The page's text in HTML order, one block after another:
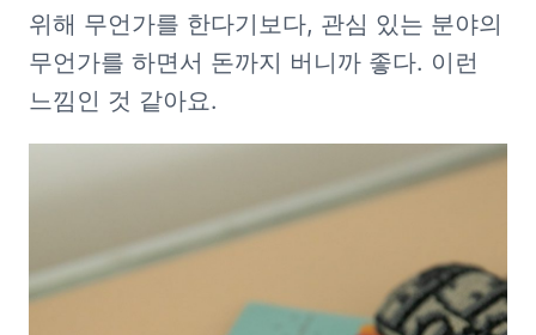
위해 무언가를 한다기보다, 관심 있는 분야의
무언가를 하면서 돈까지 버니까 좋다. 이런
느낌인 것 같아요.